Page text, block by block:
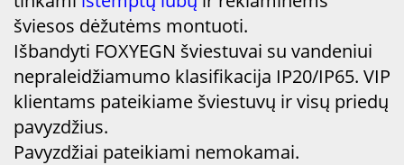
šviesos dėžutėms montuoti.
Išbandyti FOXYEGN šviestuvai su vandeniui
nepraleidžiamumo klasifikacija IP20/IP65. VIP
klientams pateikiame šviestuvų ir visų priedų
pavyzdžius.
Pavyzdžiai pateikiami nemokamai.